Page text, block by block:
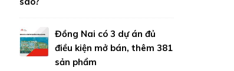
Đồng Nai có 3 dự án đủ
điều kiện mở bán, thêm 381
sản phẩm